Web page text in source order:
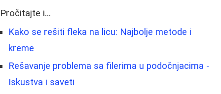
Pročitajte i...
Kako se rešiti fleka na licu: Najbolje metode i
kreme
Rešavanje problema sa filerima u podočnjacima -
Iskustva i saveti